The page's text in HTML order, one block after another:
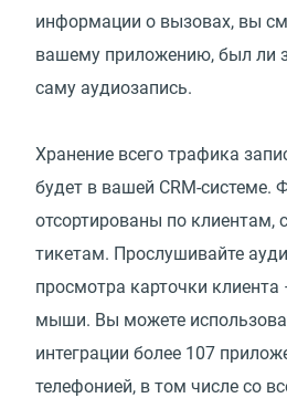
информации о вызовах, вы
вашему приложению, был ли
саму аудиозапись.
Хранение всего трафика
будет в вашей CRM-системе.
отсортированы по клиентам,
тикетам. Прослушивайте
просмотра карточки
мыши. Вы можете
интеграции более 107
телефонией, в том числе со